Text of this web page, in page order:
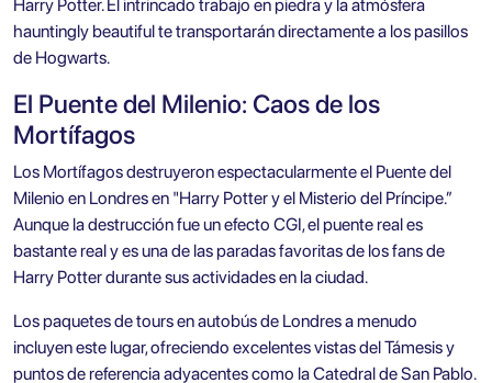
Harry Potter. El intrincado trabajo en piedra y la atmósfera
hauntingly beautiful te transportarán directamente a los pasillos
de Hogwarts.
El Puente del Milenio: Caos de los
Mortífagos
Los Mortífagos destruyeron espectacularmente el Puente del
Milenio en Londres en "Harry Potter y el Misterio del Príncipe.”
Aunque la destrucción fue un efecto CGI, el puente real es
bastante real y es una de las paradas favoritas de los fans de
Harry Potter durante sus actividades en la ciudad.
Los paquetes de tours en autobús de Londres a menudo
incluyen este lugar, ofreciendo excelentes vistas del Támesis y
puntos de referencia adyacentes como la Catedral de San Pablo.